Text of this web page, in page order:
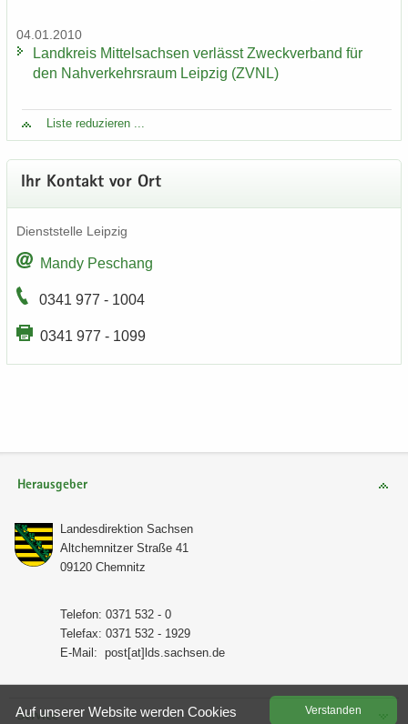
04.01.2010
Land­kreis Mit­tel­sach­sen ver­lässt Zweck­ver­band für
den Nah­ver­kehrs­raum Leip­zig (ZVNL)
Liste re­du­zie­ren ...
Ihr Kon­takt vor Ort
Dienst­stel­le Leip­zig
Mandy Peschang
0341 977 - 1004
0341 977 - 1099
Herausgeber
Lan­des­di­rek­ti­on Sach­sen
Alt­chem­nit­zer Stra­ße 41
09120 Chem­nitz
Te­le­fon: 0371 532 - 0
Te­le­fax: 0371 532 - 1929
E-​Mail: post[at]lds.sach­sen.de
Service Ver­stan­den
Auf un­se­rer Web­site wer­den Coo­kies